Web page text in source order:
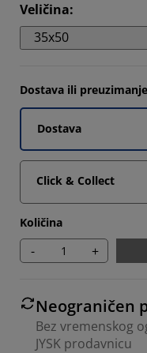
Veličina:
35x50
Dostava ili
Dostava
Click & Collect
Količina
- +
Neograničen
Bez vremenskog
JYSK prodavnicu